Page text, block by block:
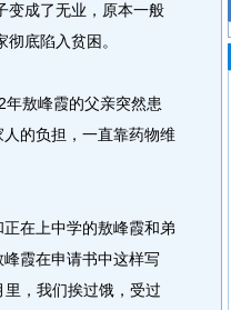
变成了无业，原本一般
彻底陷入贫困。
敖峰霞的父亲突然患
人的负担，一直靠药物维
在上中学的敖峰霞和弟
霞在申请书中这样写
里，我们挨过饿，受过